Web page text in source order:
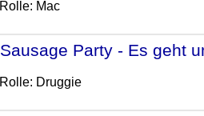
Rolle: Mac
Sausage Party - Es geht
Rolle: Druggie